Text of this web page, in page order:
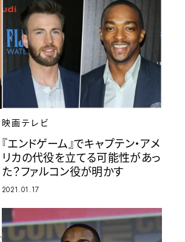
映画テレビ
『エンドゲーム』でキャプテン・アメ
リカの代役を立てる可能性があっ
た？ファルコン役が明かす
2021.01.17